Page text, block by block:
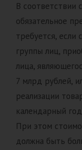
В соответствии
обязательное
требуется, если
группы лиц,
лица,
7 млрд рублей,
реализации
календарный
При этом
должна быть